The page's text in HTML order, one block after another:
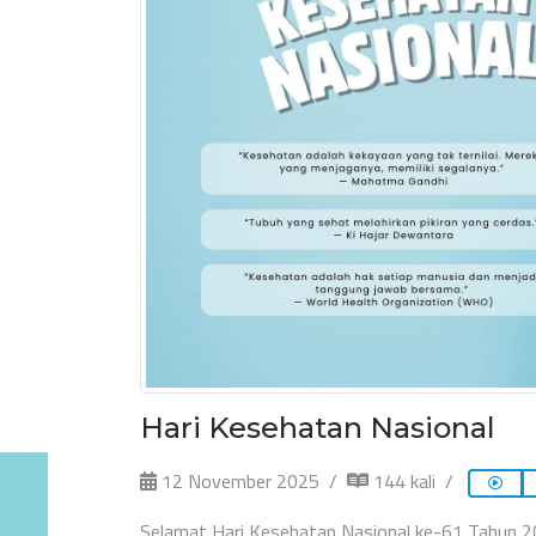
Hari Kesehatan Nasional
12 November 2025
144 kali